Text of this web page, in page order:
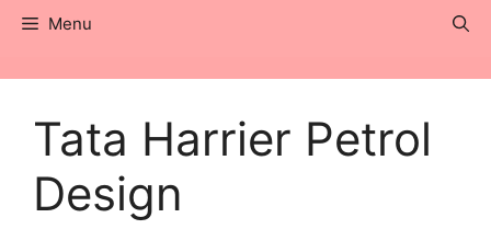
Menu
Tata Harrier Petrol
Design